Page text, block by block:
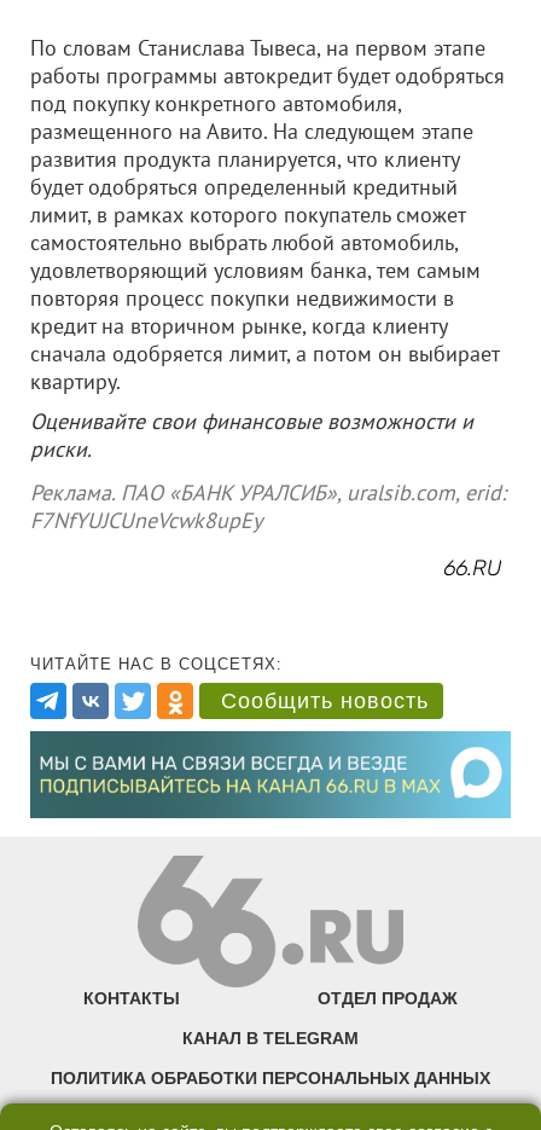
По словам Станислава Тывеса, на первом этапе
работы программы автокредит будет одобряться
под покупку конкретного автомобиля,
размещенного на Авито. На следующем этапе
развития продукта планируется, что клиенту
будет одобряться определенный кредитный
лимит, в рамках которого покупатель сможет
самостоятельно выбрать любой автомобиль,
удовлетворяющий условиям банка, тем самым
повторяя процесс покупки недвижимости в
кредит на вторичном рынке, когда клиенту
сначала одобряется лимит, а потом он выбирает
квартиру.
Оценивайте свои финансовые возможности и
риски.
Реклама. ПАО «БАНК УРАЛСИБ», uralsib.com, erid:
F7NfYUJCUneVcwk8upEy
66.RU
ЧИТАЙТЕ НАС В СОЦСЕТЯХ:
Сообщить новость
КОНТАКТЫ ОТДЕЛ ПРОДАЖ
КАНАЛ В TELEGRAM
ПОЛИТИКА ОБРАБОТКИ ПЕРСОНАЛЬНЫХ ДАННЫХ